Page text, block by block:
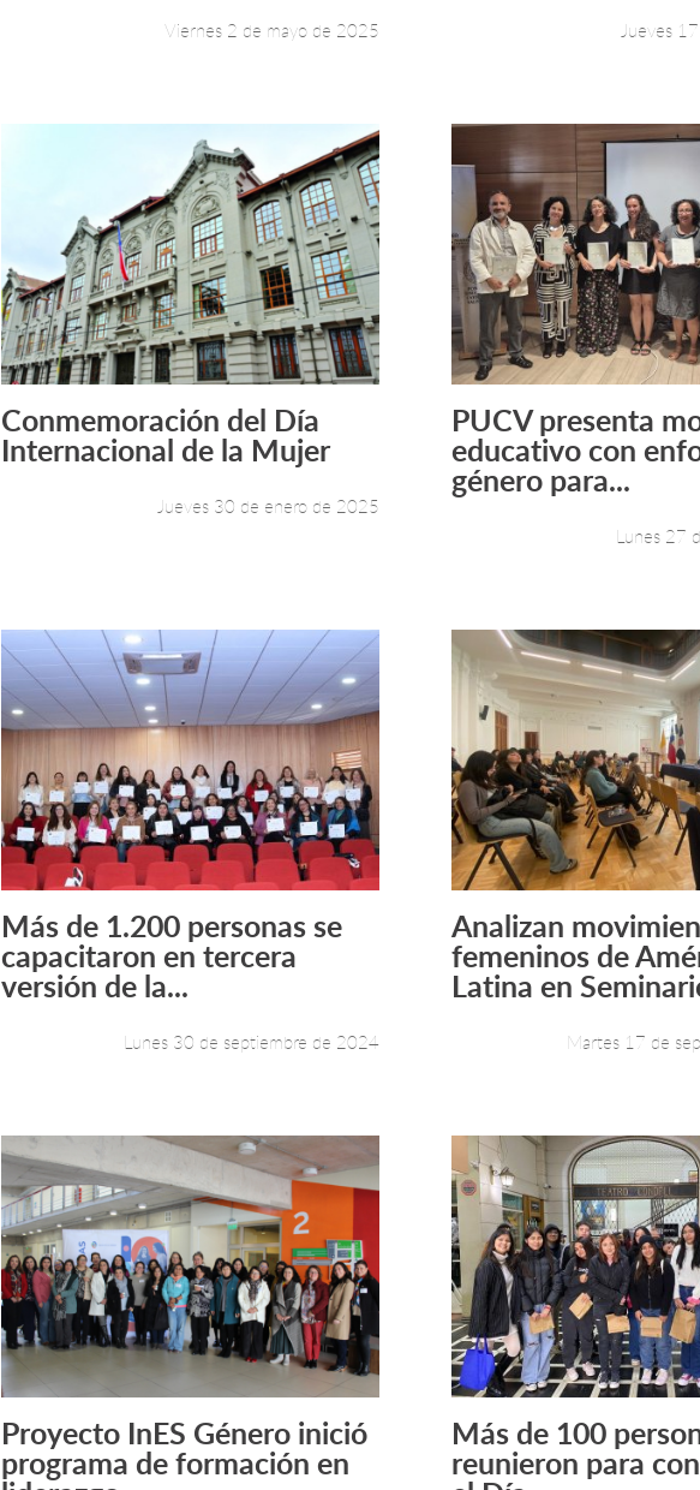
Viernes 2 de mayo de 2025 Jueves
Leer más +
Conmemoración del Día
Internacional de la Mujer
Jueves 30 de enero de 2025
PUCV presenta
educativo con
género para...
Lunes 27
Leer más +
Más de 1.200 personas se
capacitaron en tercera
versión de la...
Lunes 30 de septiembre de 2024
Analizan
femeninos de
Latina en
Martes 17 de
Leer más +
Proyecto InES Género inició
programa de formación en
Más de 100
reunieron para